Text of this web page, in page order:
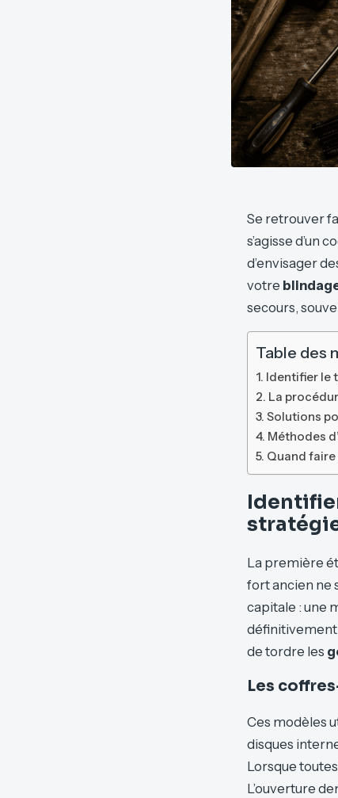
Se retrouver
s’agisse d’un
d’envisager
votre
secours,
Table des
Identifier le
La
Solutions
Méthodes
Quand
La première
fort ancien ne
capitale : une
définitivement
de tordre les
Les
Ces modèles
disques
Lorsque
L’ouverture